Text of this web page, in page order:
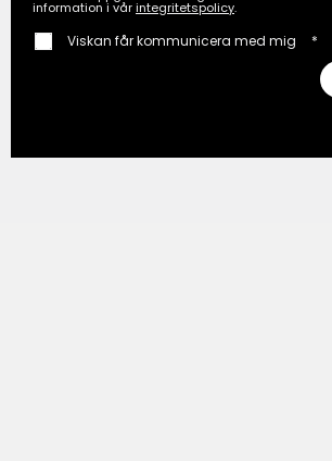
information i vårintegritetspolicy.
Viskan får kommunicera med mig *